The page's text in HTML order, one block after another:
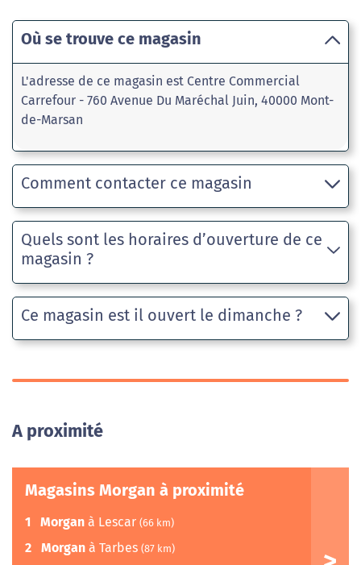
Où se trouve ce magasin
L'adresse de ce magasin est Centre Commercial
Carrefour - 760 Avenue Du Maréchal Juin, 40000 Mont-
de-Marsan
Comment contacter ce magasin
Quels sont les horaires d’ouverture de ce
magasin ?
Ce magasin est il ouvert le dimanche ?
A proximité
Magasins Morgan à proximité
1 Morgan à Lescar (66 km)
2 Morgan à Tarbes (87 km)